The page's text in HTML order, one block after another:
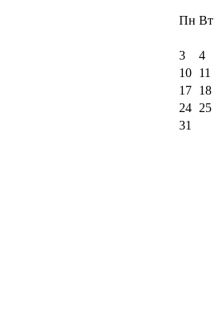
Пн Вт
3
4
10
11
17
18
24
25
31